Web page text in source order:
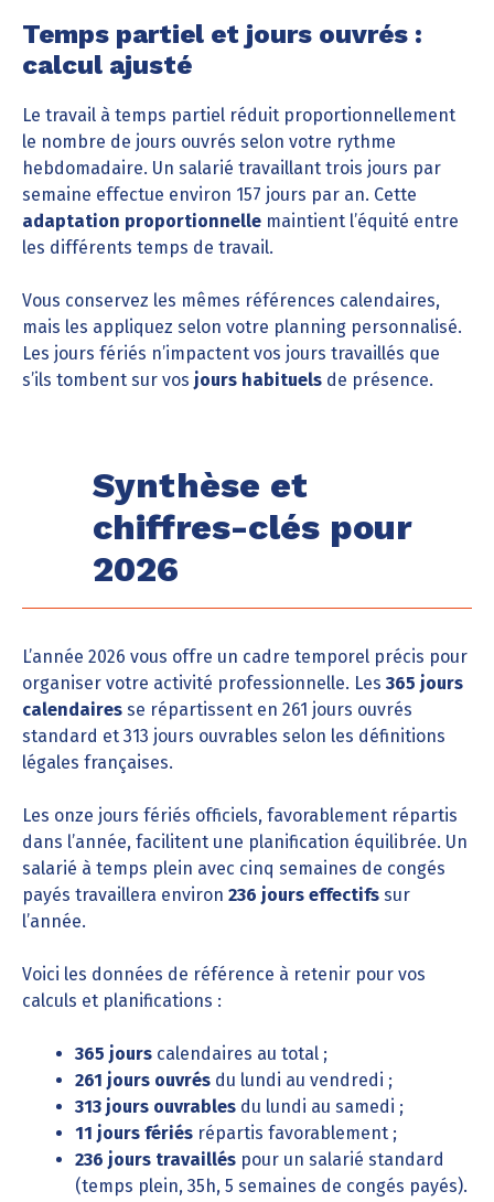
Temps partiel et jours ouvrés :
calcul ajusté
Le travail à temps partiel réduit proportionnellement
le nombre de jours ouvrés selon votre rythme
hebdomadaire. Un salarié travaillant trois jours par
semaine effectue environ 157 jours par an. Cette
adaptation proportionnelle maintient l’équité entre
les différents temps de travail.
Vous conservez les mêmes références calendaires,
mais les appliquez selon votre planning personnalisé.
Les jours fériés n’impactent vos jours travaillés que
s’ils tombent sur vos jours habituels de présence.
Synthèse et
chiffres-clés pour
2026
L’année 2026 vous offre un cadre temporel précis pour
organiser votre activité professionnelle. Les 365 jours
calendaires se répartissent en 261 jours ouvrés
standard et 313 jours ouvrables selon les définitions
légales françaises.
Les onze jours fériés officiels, favorablement répartis
dans l’année, facilitent une planification équilibrée. Un
salarié à temps plein avec cinq semaines de congés
payés travaillera environ 236 jours effectifs sur
l’année.
Voici les données de référence à retenir pour vos
calculs et planifications :
365 jours calendaires au total ;
261 jours ouvrés du lundi au vendredi ;
313 jours ouvrables du lundi au samedi ;
11 jours fériés répartis favorablement ;
236 jours travaillés pour un salarié standard
(temps plein, 35h, 5 semaines de congés payés).